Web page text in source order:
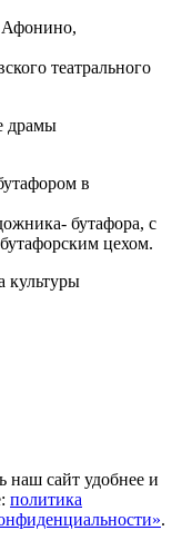
Афонино,
театрального
драмы
в
бутафора, с
цехом.
культуры
наш сайт удобнее и
политика
.